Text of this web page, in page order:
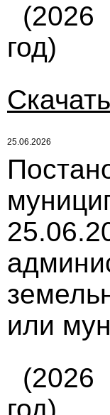
(2026
год)
Скачать
25.06.2026
или
(2026